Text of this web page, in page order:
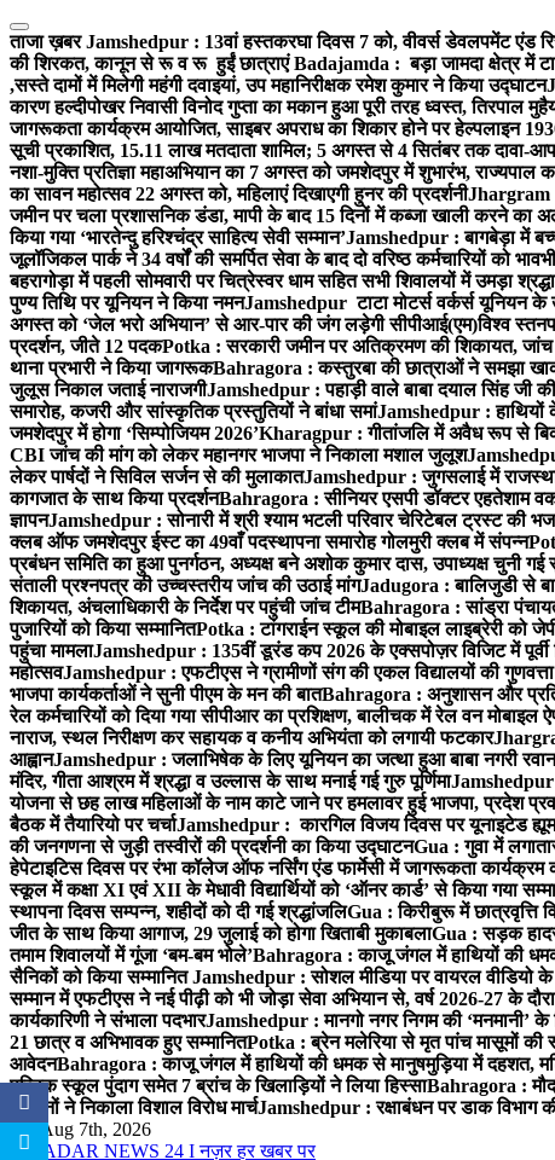
Skip
to
content
ताजा ख़बरJamshedpur : 13वां हस्तकरघा दिवस 7 को, वीवर्स डेवलपमेंट एंड
की शिरकत, कानून से रू व रू हुईं छात्राएंBadajamda : बड़ा जामदा क्षेत्र में
,सस्ते दामों में मिलेगी महंगी दवाइयां, उप महानिरीक्षक रमेश कुमार ने किया उद्घाटन
कारण हल्दीपोखर निवासी विनोद गुप्ता का मकान हुआ पूरी तरह ध्वस्त, तिरपाल
जागरूकता कार्यक्रम आयोजित, साइबर अपराध का शिकार होने पर हेल्पलाइन
सूची प्रकाशित, 15.11 लाख मतदाता शामिल; 5 अगस्त से 4 सितंबर तक दावा-
नशा-मुक्ति प्रतिज्ञा महाअभियान का 7 अगस्त को जमशेदपुर में शुभारंभ, राज्यपाल
का सावन महोत्सव 22 अगस्त को, महिलाएं दिखाएगी हुनर की प्रदर्शनीJhargram
जमीन पर चला प्रशासनिक डंडा, मापी के बाद 15 दिनों में कब्जा खाली करने का
किया गया ‘भारतेन्दु हरिश्चंद्र साहित्य सेवी सम्मान’Jamshedpur : बागबेड़ा में
जूलॉजिकल पार्क ने 34 वर्षों की समर्पित सेवा के बाद दो वरिष्ठ कर्मचारियों को
बहरागोड़ा में पहली सोमवारी पर चित्रेस्वर धाम सहित सभी शिवालयों में उमड़ा
पुण्य तिथि पर यूनियन ने किया नमनJamshedpur टाटा मोटर्स वर्कर्स यूनियन
अगस्त को ‘जेल भरो अभियान’ से आर-पार की जंग लड़ेगी सीपीआई(एम)विश्व
प्रदर्शन, जीते 12 पदकPotka : सरकारी जमीन पर अतिक्रमण की शिकायत,
थाना प्रभारी ने किया जागरूकBahragora : कस्तुरबा की छात्राओं ने समझा
जुलूस निकाल जताई नाराजगीJamshedpur : पहाड़ी वाले बाबा दयाल सिंह जी
समारोह, कजरी और सांस्कृतिक प्रस्तुतियों ने बांधा समांJamshedpur : हाथियों
जमशेदपुर में होगा ‘सिम्पोजियम 2026’Kharagpur : गीतांजलि में अवैध रूप से
CBI जांच की मांग को लेकर महानगर भाजपा ने निकाला मशाल जुलूश
लेकर पार्षदों ने सिविल सर्जन से की मुलाकातJamshedpur : जुगसलाई में
कागजात के साथ किया प्रदर्शनBahragora : सीनियर एसपी डॉक्टर एहतेशाम
ज्ञापनJamshedpur : सोनारी में श्री श्याम भटली परिवार चेरिटेबल ट्रस्ट की
क्लब ऑफ जमशेदपुर ईस्ट का 49वाँ पदस्थापना समारोह गोलमुरी क्लब में संपन्न
प्रबंधन समिति का हुआ पुनर्गठन, अध्यक्ष बने अशोक कुमार दास, उपाध्यक्ष चुनी गई
संताली प्रश्नपत्र की उच्चस्तरीय जांच की उठाई मांगJadugora : बालिजुडी से
शिकायत, अंचलाधिकारी के निर्देश पर पहुंची जांच टीमBahragora : सांड्रा
पुजारियों को किया सम्मानितPotka : टांगराईन स्कूल की मोबाइल लाइब्रेरी को
पहुंचा मामलाJamshedpur : 135वीं डूरंड कप 2026 के एक्सपोज़र विजिट में
महोत्सवJamshedpur : एफटीएस ने ग्रामीणों संग की एकल विद्यालयों की
भाजपा कार्यकर्ताओं ने सुनी पीएम के मन की बातBahragora : अनुशासन और
रेल कर्मचारियों को दिया गया सीपीआर का प्रशिक्षण, बालीचक में रेल वन
नाराज, स्थल निरीक्षण कर सहायक व कनीय अभियंता को लगायी फटकार
आह्वानJamshedpur : जलाभिषेक के लिए यूनियन का जत्था हुआ बाबा नगरी
मंदिर, गीता आश्रम में श्रद्धा व उल्लास के साथ मनाई गई गुरु पूर्णिमाJamshedpur :
योजना से छह लाख महिलाओं के नाम काटे जाने पर हमलावर हुई भाजपा, प्रदेश
बैठक में तैयारियो पर चर्चाJamshedpur : कारगिल विजय दिवस पर यूनाइटेड
की जनगणना से जुड़ी तस्वीरों की प्रदर्शनी का किया उद्घाटनGua : गुवा में
हेपेटाइटिस दिवस पर रंभा कॉलेज ऑफ नर्सिंग एंड फार्मेसी में जागरूकता
स्कूल में कक्षा XI एवं XII के मेधावी विद्यार्थियों को ‘ऑनर कार्ड’ से किया गया
स्थापना दिवस सम्पन्न, शहीदों को दी गई श्रद्धांजलिGua : किरीबुरू में छात्रवृत्ति
जीत के साथ किया आगाज, 29 जुलाई को होगा खिताबी मुकाबलाGua : सड़क हादसे
तमाम शिवालयों में गूंजा ‘बम-बम भोले’Bahragora : काजू जंगल में हाथियों की धमक
सैनिकों को किया सम्मानितJamshedpur : सोशल मीडिया पर वायरल वीडियो
सम्मान में एफटीएस ने नई पीढ़ी को भी जोड़ा सेवा अभियान से, वर्ष 2026-27 के
कार्यकारिणी ने संभाला पदभारJamshedpur : मानगो नगर निगम की ‘मनमानी’
21 छात्र व अभिभावक हुए सम्मानितPotka : ब्रेन मलेरिया से मृत पांच मासूमों की
आवेदनBahragora : काजू जंगल में हाथियों की धमक से मानुषमुड़िया में दहशत,
पब्लिक स्कूल पुंदाग समेत 7 ब्रांच के खिलाड़ियों ने लिया हिस्साBahragora :
संगठनों ने निकाला विशाल विरोध मार्चJamshedpur : रक्षाबंधन पर डाक
Fri. Aug 7th, 2026